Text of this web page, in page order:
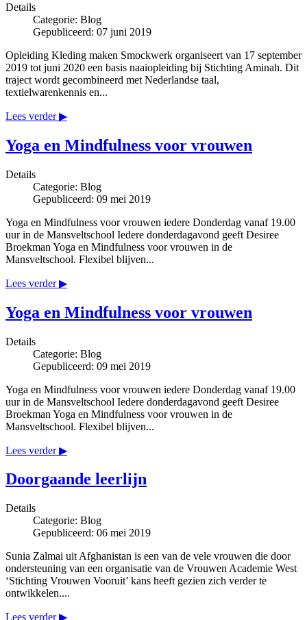
Details
Categorie: Blog
Gepubliceerd: 07 juni 2019
Opleiding Kleding maken Smockwerk organiseert van 17 september
2019 tot juni 2020 een basis naaiopleiding bij Stichting Aminah. Dit
traject wordt gecombineerd met Nederlandse taal,
textielwarenkennis en...
Lees verder ▶
Yoga en Mindfulness voor vrouwen
Details
Categorie: Blog
Gepubliceerd: 09 mei 2019
Yoga en Mindfulness voor vrouwen iedere Donderdag vanaf 19.00
uur in de Mansveltschool Iedere donderdagavond geeft Desiree
Broekman Yoga en Mindfulness voor vrouwen in de
Mansveltschool. Flexibel blijven...
Lees verder ▶
Yoga en Mindfulness voor vrouwen
Details
Categorie: Blog
Gepubliceerd: 09 mei 2019
Yoga en Mindfulness voor vrouwen iedere Donderdag vanaf 19.00
uur in de Mansveltschool Iedere donderdagavond geeft Desiree
Broekman Yoga en Mindfulness voor vrouwen in de
Mansveltschool. Flexibel blijven...
Lees verder ▶
Doorgaande leerlijn
Details
Categorie: Blog
Gepubliceerd: 06 mei 2019
Sunia Zalmai uit Afghanistan is een van de vele vrouwen die door
ondersteuning van een organisatie van de Vrouwen Academie West
‘Stichting Vrouwen Vooruit’ kans heeft gezien zich verder te
ontwikkelen....
Lees verder ▶